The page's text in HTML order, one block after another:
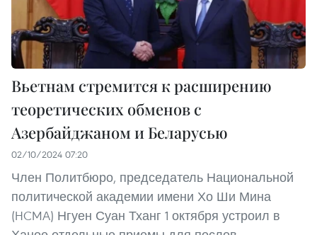
Вьетнам стремится к расширению
теоретических обменов с
Азербайджаном и Беларусью
02/10/2024 07:20
Член Политбюро, председатель Национальной
политической академии имени Хо Ши Мина
(HCMA) Нгуен Суан Тханг 1 октября устроил в